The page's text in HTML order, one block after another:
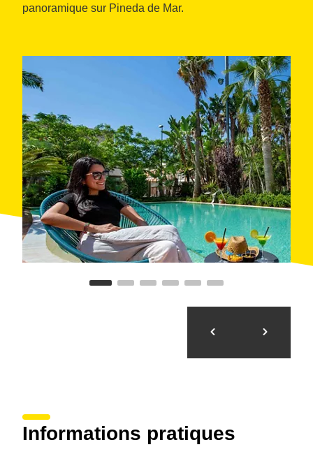
panoramique sur Pineda de Mar.
Informations pratiques